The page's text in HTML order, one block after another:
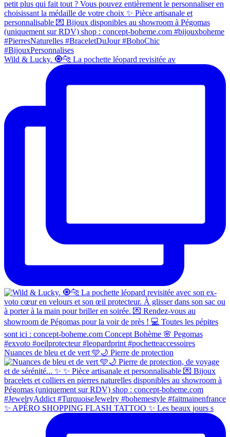
Wild & Lucky. 🧿🐆 La pochette léopard revisitée av
Nuances de bleu et de vert 🩵🌙 Pierre de protection
✨ APÉRO SHOPPING FLASH TATTOO ✨ Les beaux jours s